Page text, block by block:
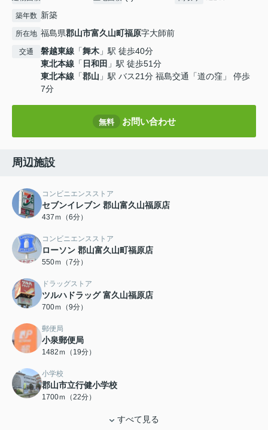
築年数 新築
所在地 福島県郡山市富久山町福原字大師前
交通 磐越東線 「舞木 」駅 徒歩40分
東北本線 「 日和田 」駅 徒歩51分
東北本線 「郡山 」駅 バス21分 福島交通「道の窪」 停歩
7分
無料 お問い合わせ
周辺施設
コンビニエンスストア
セブンイレブン 郡山富久山福原店
437ｍ（6分）
コンビニエンスストア
ローソン 郡山富久山町福原店
550ｍ（7分）
ドラッグストア
ツルハドラッグ 富久山福原店
700ｍ（9分）
郵便局
小泉郵便局
1482ｍ（19分）
小学校
郡山市立行健小学校
1700ｍ（22分）
すべて見る